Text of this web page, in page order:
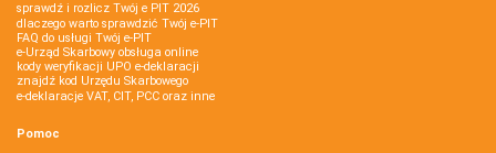
sprawdź i rozlicz Twój e PIT 2026
dlaczego warto sprawdzić Twój e-PIT
FAQ do usługi Twój e-PIT
e-Urząd Skarbowy obsługa online
kody weryfikacji UPO e-deklaracji
znajdź kod Urzędu Skarbowego
e-deklaracje VAT, CIT, PCC oraz inne
Pomoc